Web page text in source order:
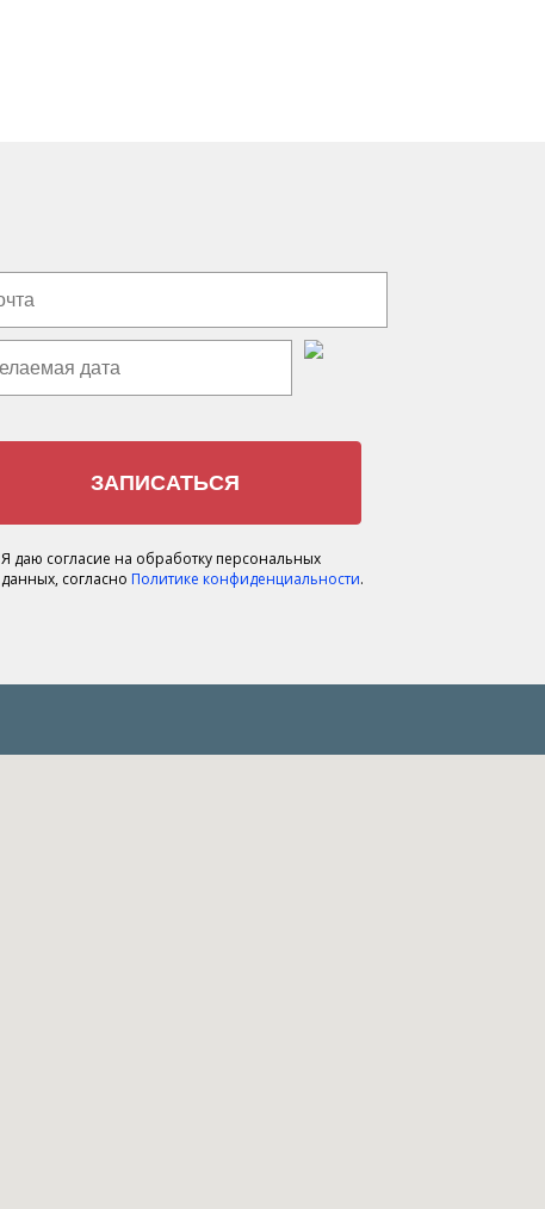
Я даю согласие на обработку персональных
данных, согласно Политике конфиденциальности.